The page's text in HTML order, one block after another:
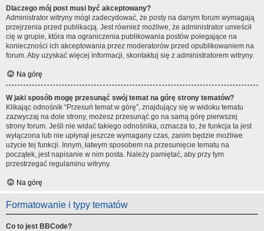
Dlaczego mój post musi być akceptowany?
Administrator witryny mógł zadecydować, że posty na danym forum wymagają
przejrzenia przed publikacją. Jest również możliwe, że administrator umieścił
cię w grupie, która ma ograniczenia publikowania postów polegające na
konieczności ich akceptowania przez moderatorów przed opublikowaniem na
forum. Aby uzyskać więcej informacji, skontaktuj się z administratorem witryny.
Na górę
W jaki sposób mogę przesunąć swój temat na górę strony tematów?
Klikając odnośnik “Przesuń temat w górę”, znajdujący się w widoku tematu
zazwyczaj na dole strony, możesz przesunąć go na samą górę pierwszej
strony forum. Jeśli nie widać takiego odnośnika, oznacza to, że funkcja ta jest
wyłączona lub nie upłynął jeszcze wymagany czas, zanim będzie możliwe
użycie tej funkcji. Innym, łatwym sposobem na przesunięcie tematu na
początek, jest napisanie w nim posta. Należy pamiętać, aby przy tym
przestrzegać regulaminu witryny.
Na górę
Formatowanie i typy tematów
Co to jest BBCode?